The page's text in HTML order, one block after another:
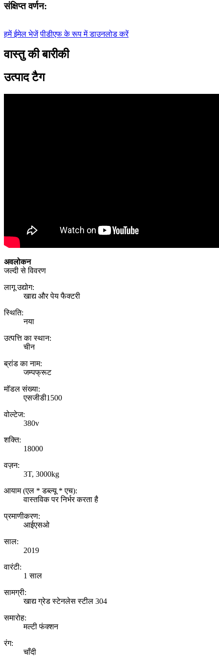
संक्षिप्त वर्णन:
हमें ईमेल भेजें पीडीएफ के रूप में डाउनलोड करें
वास्तु की बारीकी
उत्पाद टैग
अवलोकन
जल्दी से विवरण
लागू उद्योग:
खाद्य और पेय फैक्टरी
स्थि‍ति:
नया
उत्पत्ति का स्थान:
चीन
ब्रांड का नाम:
जम्पफ्रूट
मॉडल संख्या:
एसजीडी1500
वोल्टेज:
380v
शक्ति:
18000
वज़न:
3T, 3000kg
आयाम (एल * डब्ल्यू * एच):
वास्तविक पर निर्भर करता है
प्रमाणीकरण:
आईएसओ
साल:
2019
वारंटी:
1 साल
सामग्री:
खाद्य ग्रेड स्टेनलेस स्टील 304
समारोह:
मल्टी फंक्शन
रंग:
चाँदी